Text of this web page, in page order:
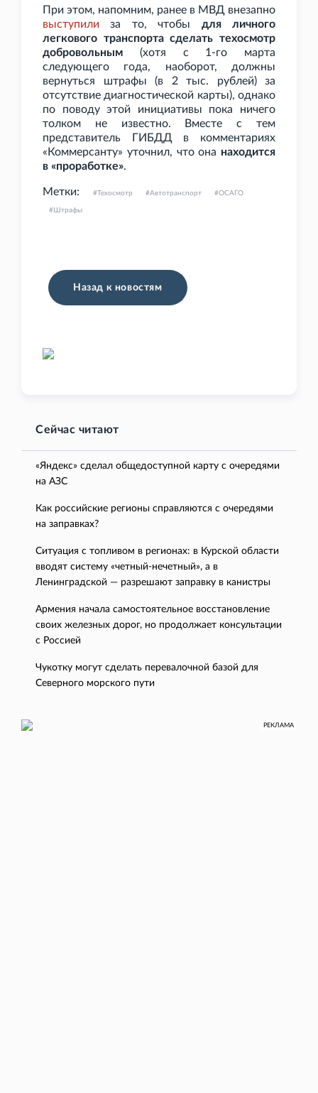
При этом, напомним, ранее в МВД внезапно
выступили за то, чтобы для личного
легкового транспорта сделать техосмотр
добровольным (хотя с 1-го марта
следующего года, наоборот, должны
вернуться штрафы (в 2
тыс. рублей) за
отсутствие диагностической карты), однако
по поводу этой инициативы пока ничего
толком не известно. Вместе с тем
представитель ГИБДД в комментариях
«Коммерсанту» уточнил, что она находится
в «проработке».
Метки: Техосмотр Автотранспорт ОСАГО
Штрафы
Назад к новостям
Сейчас читают
«Яндекс» сделал общедоступной карту с очередями
на АЗС
Как российские регионы справляются с очередями
на заправках?
Ситуация с топливом в регионах: в Курской области
вводят систему «четный-нечетный», а в
Ленинградской — разрешают заправку в канистры
Армения начала самостоятельное восстановление
своих железных дорог, но продолжает консультации
с Россией
Чукотку могут сделать перевалочной базой для
Северного морского пути
РЕКЛАМА